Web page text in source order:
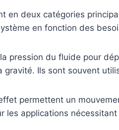
en deux catégories
en fonction des
pression du fluide pour
gravité. Ils sont souvent
permettent un
les applications